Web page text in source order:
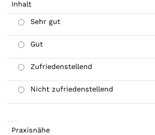
Inhalt
Sehr gut
Gut
Zufriedenstellend
Nicht zufriedenstellend
Praxisnähe